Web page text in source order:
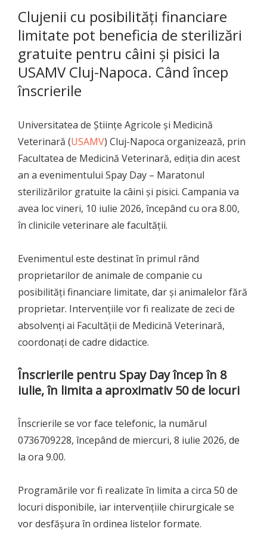
Clujenii cu posibilități financiare
limitate pot beneficia de sterilizări
gratuite pentru câini și pisici la
USAMV Cluj-Napoca. Când încep
înscrierile
Universitatea de Științe Agricole și Medicină
Veterinară (USAMV) Cluj-Napoca organizează, prin
Facultatea de Medicină Veterinară, ediția din acest
an a evenimentului Spay Day – Maratonul
sterilizărilor gratuite la câini și pisici. Campania va
avea loc vineri, 10 iulie 2026, începând cu ora 8.00,
în clinicile veterinare ale facultății.
Evenimentul este destinat în primul rând
proprietarilor de animale de companie cu
posibilități financiare limitate, dar și animalelor fără
proprietar. Intervențiile vor fi realizate de zeci de
absolvenți ai Facultății de Medicină Veterinară,
coordonați de cadre didactice.
Înscrierile pentru Spay Day încep în 8
iulie, în limita a aproximativ 50 de locuri
Înscrierile se vor face telefonic, la numărul
0736709228, începând de miercuri, 8 iulie 2026, de
la ora 9.00.
Programările vor fi realizate în limita a circa 50 de
locuri disponibile, iar intervențiile chirurgicale se
vor desfășura în ordinea listelor formate.